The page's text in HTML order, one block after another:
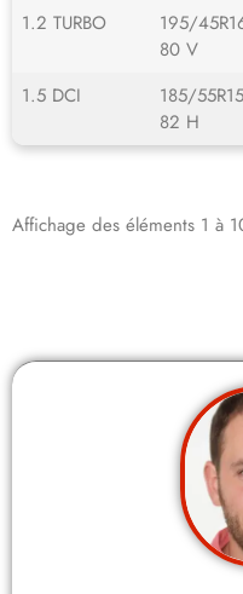
1.2 TURBO
195/
80 V
1.5 DCI
185/55R15
82 H
Affichage des éléments 1 à